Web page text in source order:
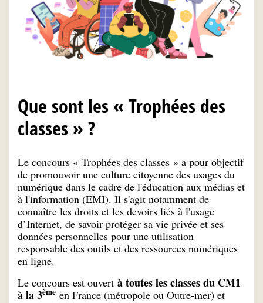
Que sont les « Trophées des
classes » ?
Le concours « Trophées des classes » a pour objectif
de promouvoir une culture citoyenne des usages du
numérique dans le cadre de l'éducation aux médias et
à l'information (EMI). Il s'agit notamment de
connaître les droits et les devoirs liés à l'usage
d’Internet, de savoir protéger sa vie privée et ses
données personnelles pour une utilisation
responsable des outils et des ressources numériques
en ligne.
Le concours est ouvert à toutes les classes du CM1
à la 3ème en France (métropole ou Outre-mer) et